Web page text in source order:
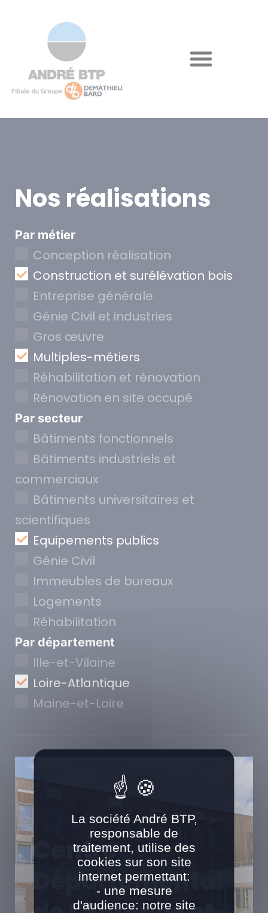
Nos réalisations
Par métier
Conception réalisation
Construction et surélévation bois
Entreprise générale
Génie Civil et industries
Gros œuvre
Multiples-métiers
Réhabilitation et rénovation
Rénovation en site occupé
Par secteur
Bâtiments fonctionnels
Bâtiments industriels et
commerciaux
Bâtiments universitaires et
scientifiques
Equipements publics
Génie Civil
Immeubles de bureaux
Logements
Réhabilitation
Par département
Ille-et-Vilaine
Loire-Atlantique
Maine-et-Loire
Centre
Départemental
La société André BTP,
responsable de
traitement, utilise des
cookies sur son site
internet permettant:
- une mesure
d'audience: notre site